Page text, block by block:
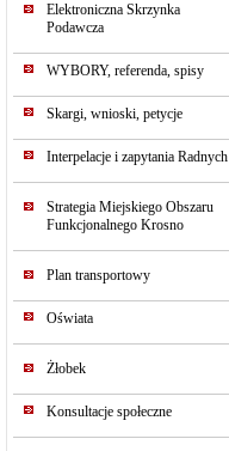
Elektroniczna Skrzynka
Podawcza
WYBORY, referenda, spisy
Skargi, wnioski, petycje
Interpelacje i zapytania Radnych
Strategia Miejskiego Obszaru
Funkcjonalnego Krosno
Plan transportowy
Oświata
Żłobek
Konsultacje społeczne